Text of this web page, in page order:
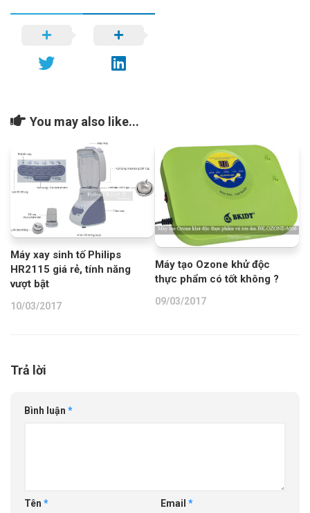
You may also like...
Máy xay sinh tố Philips
HR2115 giá rẻ, tính năng
vượt bật
10/03/2017
Máy tạo Ozone khử độc
thực phẩm có tốt không ?
09/03/2017
Trả lời
Bình luận *
Tên * Email *